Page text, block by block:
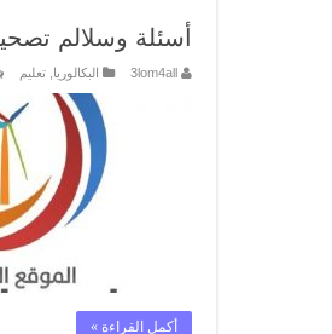
أسئلة وسلالم تصحيح
3lom4all البكالوريا ,تعليم
أكمل القراءة »